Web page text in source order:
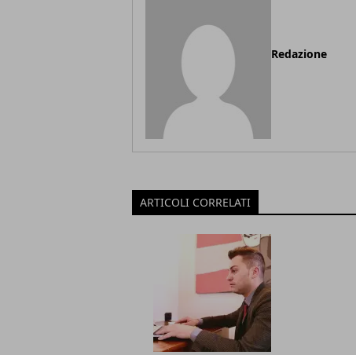
Redazione
ARTICOLI CORRELATI